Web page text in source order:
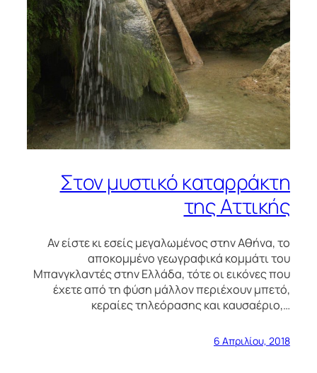
Στον μυστικό καταρράκτη
της Αττικής
Αν είστε κι εσείς μεγαλωμένος στην Αθήνα, το
αποκομμένο γεωγραφικά κομμάτι του
Μπανγκλαντές στην Ελλάδα, τότε οι εικόνες που
έχετε από τη φύση μάλλον περιέχουν μπετό,
κεραίες τηλεόρασης και καυσαέριο,…
6 Απριλίου, 2018